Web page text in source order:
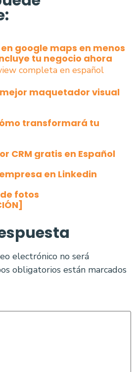
google maps en menos
tu negocio ahora
mejor maquetador visual
transformará tu
CRM gratis en Español
en Linkedin
fotos
electrónico no será
obligatorios están marcados